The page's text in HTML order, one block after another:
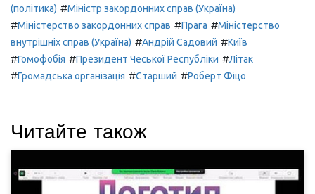
(політика) #Міністр закордонних справ (Україна)
#Міністерство закордонних справ #Прага #Міністерство
внутрішніх справ (Україна) #Андрій Садовий #Київ
#Гомофобія #Президент Чеської Республіки #Літак
#Громадська організація #Старший #Роберт Фіцо
Читайте також